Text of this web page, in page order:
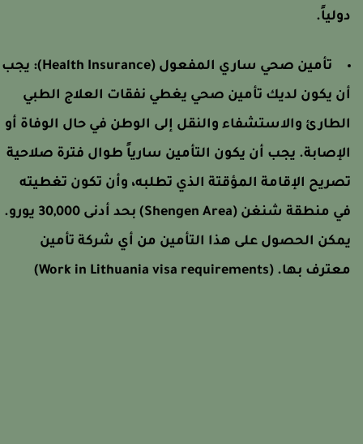
تأمين صحي ساري المفعول (Health Insurance):
يجب
يكون لديك تأمين صحي يغطي نفقات العلاج الطبي
والاستشفاء والنقل إلى الوطن في حال الوفاة أو
يجب أن يكون التأمين سارياً طوال فترة صلاحية
الإقامة المؤقتة الذي تطلبه، وأن تكون تغطيته
في منطقة شنغن (Shengen Area) بحد أدنى 30,000 يورو.
الحصول على هذا التأمين من أي شركة تأمين
بها.(Work in Lithuania visa requirements)